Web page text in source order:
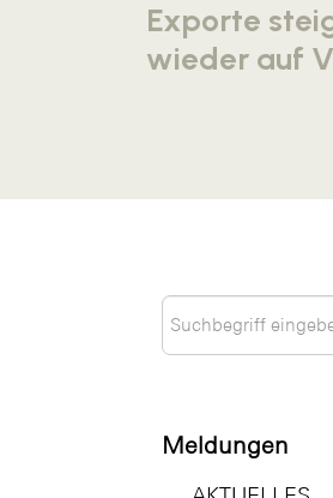
Meldungen
Exporte
wieder auf